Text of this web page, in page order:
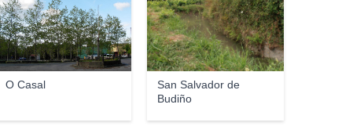
O Casal
San Salvador de
Budiño